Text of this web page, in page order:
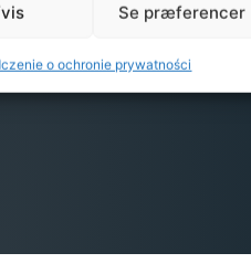
Se præferencer
o ochronie prywatności